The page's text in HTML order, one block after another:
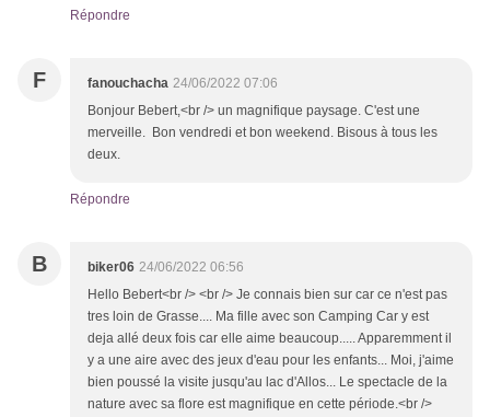
Répondre
F fanouchacha 24/06/2022 07:06
Bonjour Bebert,<br /> un magnifique paysage. C'est une
merveille. Bon vendredi et bon weekend. Bisous à tous les
deux.
Répondre
B biker06 24/06/2022 06:56
Hello Bebert<br /> <br /> Je connais bien sur car ce n'est pas
tres loin de Grasse.... Ma fille avec son Camping Car y est
deja allé deux fois car elle aime beaucoup..... Apparemment il
y a une aire avec des jeux d'eau pour les enfants... Moi, j'aime
bien poussé la visite jusqu'au lac d'Allos... Le spectacle de la
nature avec sa flore est magnifique en cette période.<br />